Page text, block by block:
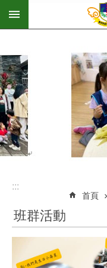
跳到主要內容區塊
:::
首頁
班群活動